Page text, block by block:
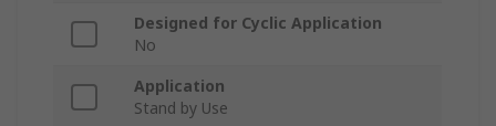
Designed for Cyclic Application
No
Application
Stand by Use